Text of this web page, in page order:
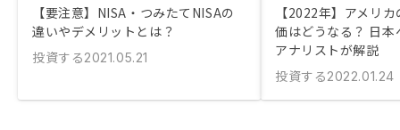
【要注意】NISA・つみたてNISAの
違いやデメリットとは？
投資する2021.05.21
【2022年】アメリ
価はどうなる？ 日
アナリストが解説
投資する2022.01.24